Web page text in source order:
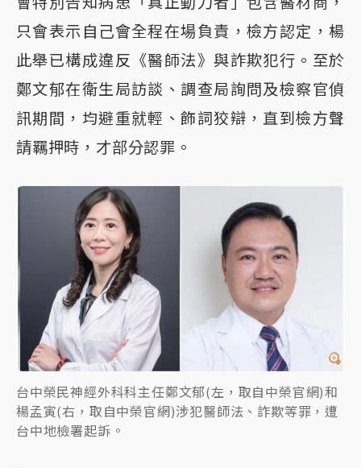
只會表示自己會全程在場負責，檢方認定，楊
此舉已構成違反《醫師法》與詐欺犯行。至於
鄭文郁在衛生局訪談、調查局詢問及檢察官偵
訊期間，均避重就輕、飾詞狡辯，直到檢方聲
請羈押時，才部分認罪。
台中榮民神經外科科主任鄭文郁(左，取自中榮官網)和
楊孟寅(右，取自中榮官網)涉犯醫師法、詐欺等罪，遭
台中地檢署起訴。